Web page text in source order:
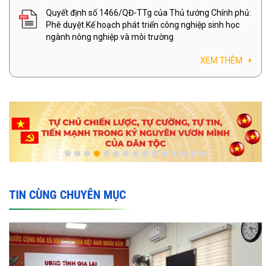
Quyết định số 1466/QĐ-TTg của Thủ tướng Chính phủ:
Phê duyệt Kế hoạch phát triển công nghiệp sinh học
ngành nông nghiệp và môi trường
XEM THÊM +
TIN CÙNG CHUYÊN MỤC